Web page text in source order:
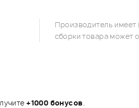
Производитель имеет
сборки товара может
+1000 бонусов.